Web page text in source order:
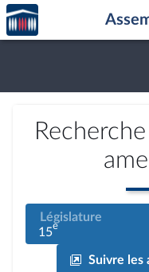
Aller au contenu
Aller en bas de la page
Accèder
à la
page
Législature
15e
Suivre les